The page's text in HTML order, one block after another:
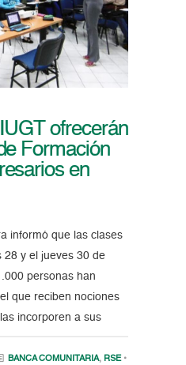
ofrecerán
Formación
en
informó que las clases
28 y el jueves 30 de
personas han
que reciben nociones
incorporen a sus
BANCA COMUNITARIA, RSE •